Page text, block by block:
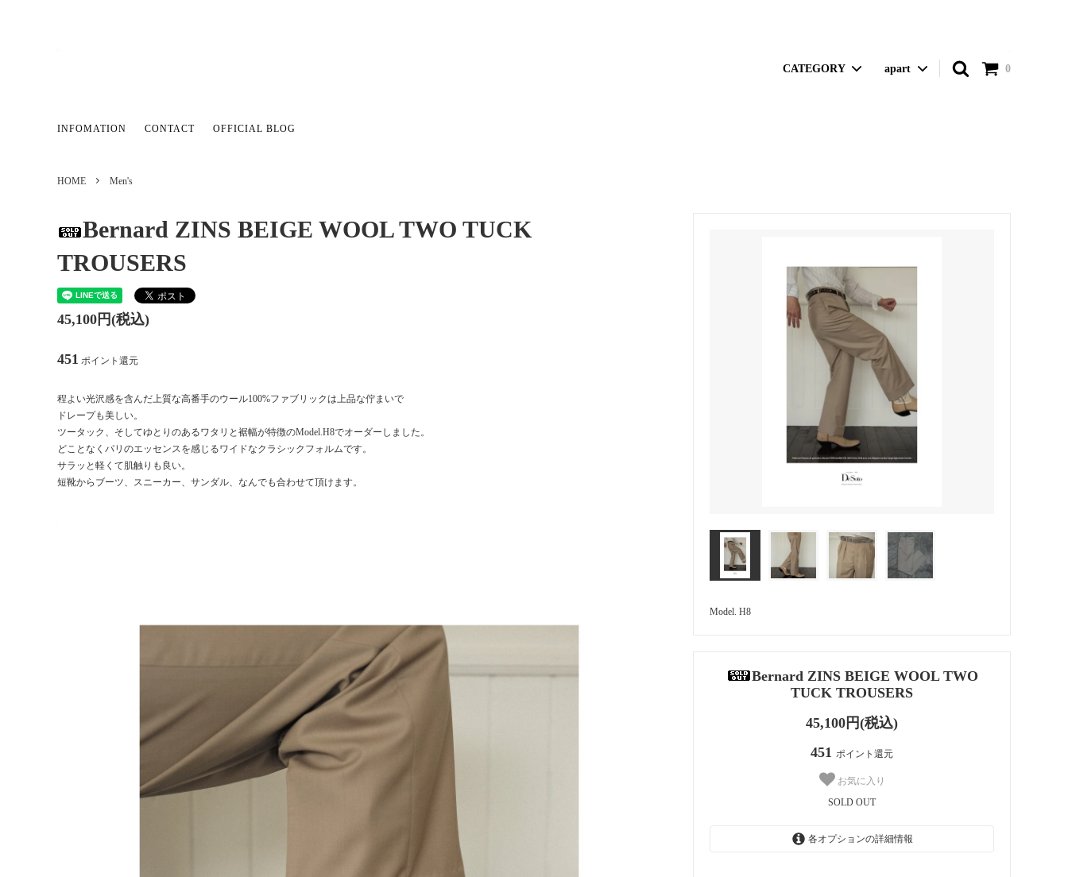
0
CATEGORY apart
INFOMATION CONTACT OFFICIAL BLOG
HOME Men's
Model. H8
Bernard ZINS BEIGE WOOL TWO
TUCK TROUSERS
45,100円(税込)
451 ポイント還元
お気に入り
SOLD OUT
各オプションの詳細情報
Bernard ZINS BEIGE WOOL TWO TUCK
TROUSERS
45,100円(税込)
451 ポイント還元
程よい光沢感を含んだ上質な高番手のウール100%ファブリックは上品な佇まいで
ドレープも美しい。
ツータック、そしてゆとりのあるワタリと裾幅が特徴のModel.H8でオーダーしました。
どことなくパリのエッセンスを感じるワイドなクラシックフォルムです。
サラッと軽くて肌触りも良い。
短靴からブーツ、スニーカー、サンダル、なんでも合わせて頂けます。